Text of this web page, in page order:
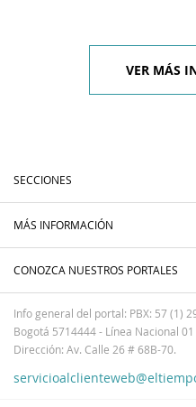
VER MÁS
SECCIONES
MÁS INFORMACIÓN
CONOZCA NUESTROS PORTALES
Info general del portal: PBX: 57 (1)
Bogotá 5714444 - Línea Nacional
Dirección: Av. Calle 26 # 68B-70.